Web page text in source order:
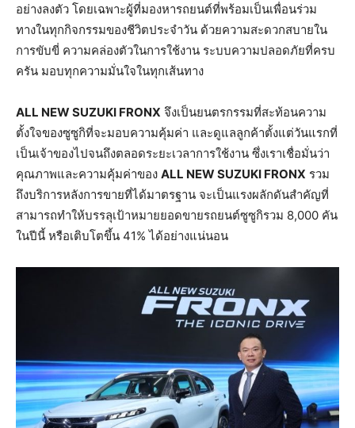
อย่างลงตัว โดยเฉพาะผู้ที่มองหารถยนต์ที่พร้อมเป็นเพื่อนร่วม
ทางในทุกกิจกรรมของชีวิตประจำวัน ด้วยความสะดวกสบายใน
การขับขี่ ความคล่องตัวในการใช้งาน ระบบความปลอดภัยที่ครบ
ครัน มอบทุกความมั่นใจในทุกเส้นทาง
ALL NEW SUZUKI FRONX จึงเป็นยนตรกรรมที่สะท้อนความ
ตั้งใจของซูซูกิที่จะมอบความคุ้มค่า และดูแลลูกค้าตั้งแต่วันแรกที่
เป็นเจ้าของไปจนถึงตลอดระยะเวลาการใช้งาน ซึ่งเราเชื่อมั่นว่า
คุณภาพและความคุ้มค่าของ ALL NEW SUZUKI FRONX รวม
ถึงบริการหลังการขายที่ได้มาตรฐาน จะเป็นแรงผลักดันสำคัญที่
สามารถทำให้บรรลุเป้าหมายยอดขายรถยนต์ซูซูกิรวม 8,000 คัน
ในปีนี้ หรือเติบโตขึ้น 41% ได้อย่างแน่นอน